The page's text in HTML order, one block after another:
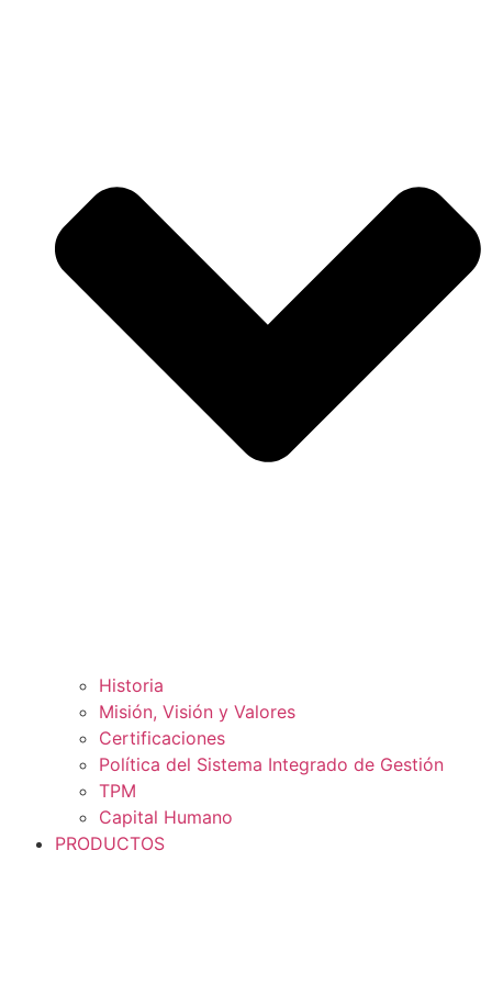
Historia
Misión, Visión y Valores
Certificaciones
Política del Sistema Integrado de Gestión
TPM
Capital Humano
PRODUCTOS